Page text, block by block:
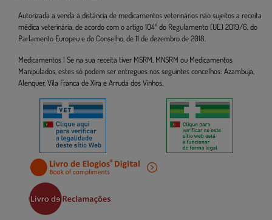
Autorizada a venda à distância de medicamentos veterinários não sujeitos a receita
médica veterinária, de acordo com o artigo 104º do Regulamento (UE) 2019/6, do
Parlamento Europeu e do Conselho, de 11 de dezembro de 2018.
Medicamentos | Se na sua receita tiver MSRM, MNSRM ou Medicamentos
Manipulados, estes só podem ser entregues nos seguintes concelhos: Azambuja,
Alenquer, Vila Franca de Xira e Arruda dos Vinhos.